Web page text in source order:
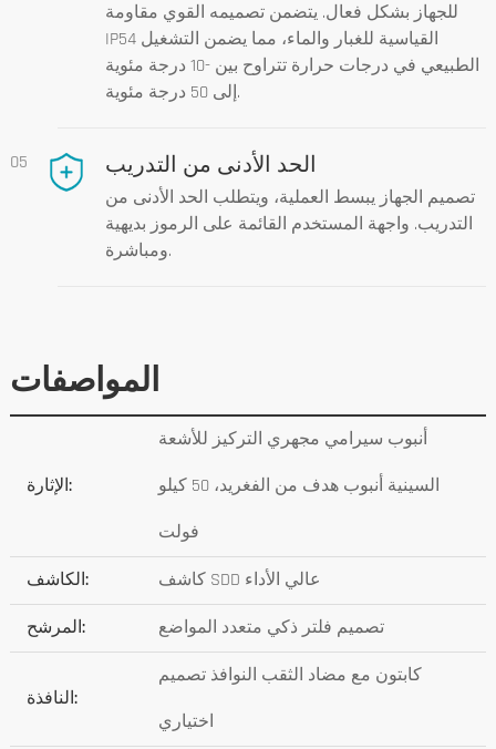
للجهاز بشكل فعال. يتضمن تصميمه القوي مقاومة
IP54 القياسية للغبار والماء، مما يضمن التشغيل
الطبيعي في درجات حرارة تتراوح بين -10 درجة مئوية
إلى 50 درجة مئوية.
05 الحد الأدنى من التدريب
تصميم الجهاز يبسط العملية، ويتطلب الحد الأدنى من
التدريب. واجهة المستخدم القائمة على الرموز بديهية
ومباشرة.
المواصفات
الإثارة:
أنبوب سيرامي مجهري التركيز للأشعة
السينية أنبوب هدف من الفغريد، 50 كيلو
فولت
الكاشف: كاشف SDD عالي الأداء
المرشح: تصميم فلتر ذكي متعدد المواضع
النافذة:
كابتون مع مضاد الثقب النوافذ تصميم
اختياري